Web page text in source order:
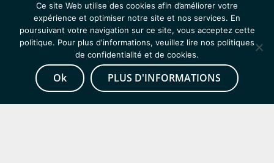
Offres d’emplois
Contact
Ce site Web utilise des cookies afin d’améliorer votre
expérience et optimiser notre site et nos services. En
poursuivant votre navigation sur ce site, vous acceptez cette
politique. Pour plus d'informations, veuillez lire nos politiques
de confidentialité et de cookies.
Ok PLUS D'INFORMATIONS